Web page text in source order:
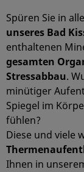
Spüren Sie in
unseres Bad
enthaltenen
gesamten
Stressabbau.
minütiger
Spiegel im
fühlen?
Diese und viele
Ihnen in